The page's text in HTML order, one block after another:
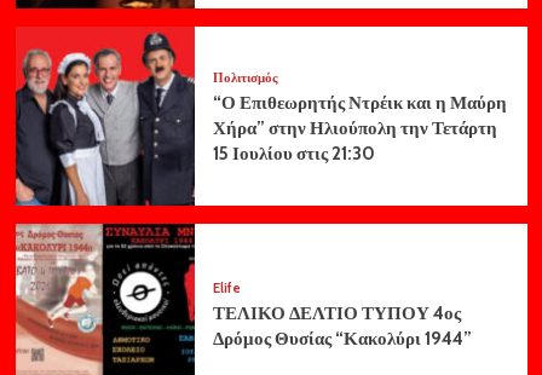
Πολιτισμός
“Ο Επιθεωρητής Ντρέικ και η Μαύρη
Χήρα” στην Ηλιούπολη την Τετάρτη
15 Ιουλίου στις 21:30
Elife
ΤΕΛΙΚΟ ΔΕΛΤΙΟ ΤΥΠΟΥ 4ος
Δρόμος Θυσίας “Κακολύρι 1944”